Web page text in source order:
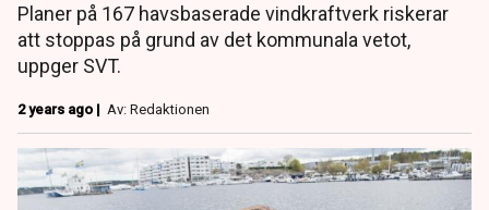
Planer på 167 havsbaserade vindkraftverk riskerar
att stoppas på grund av det kommunala vetot,
uppger SVT.
2 years ago | Av: Redaktionen